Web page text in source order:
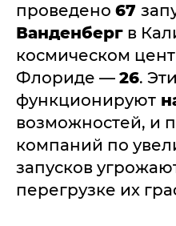
проведено 67
Ванденберг в
космическом
Флориде — 26.
функционируют
возможностей, и
компаний по
запусков
перегрузке их